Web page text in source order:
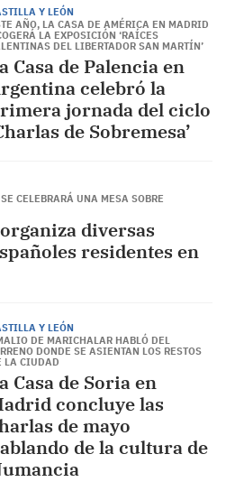
Y LEÓN
AÑO, LA CASA DE AMÉRICA EN MADRID
LA EXPOSICIÓN ‘RAÍCES
DEL LIBERTADOR SAN MARTÍN’
Casa de Palencia en
celebró la
jornada del ciclo
de Sobremesa’
CELEBRARÁ UNA MESA SOBRE
diversas
residentes en
Y LEÓN
DE MARICHALAR HABLÓ DEL
DONDE SE ASIENTAN LOS RESTOS
LA CIUDAD
Casa de Soria en
concluye las
de mayo
de la cultura de